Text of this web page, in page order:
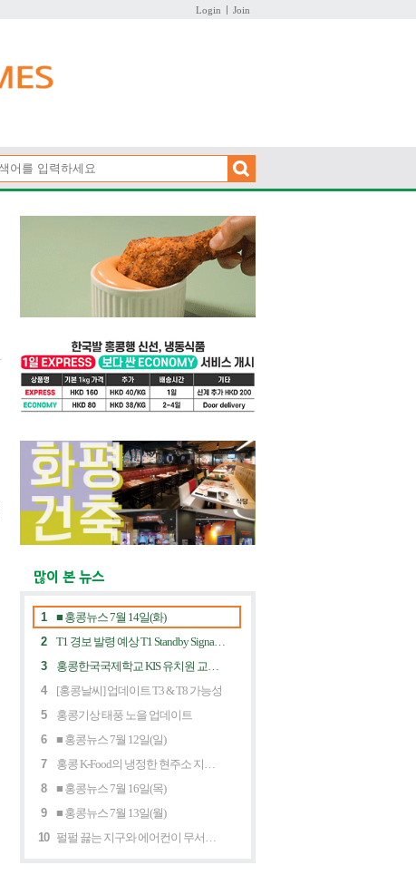
Login Join
많이 본 뉴스
1
■ 홍콩뉴스 7월 14일(화)
2
3
4
[홍콩날씨] 업데이트 T3 & T8 가능성
5
홍콩기상 태풍 노을 업데이트
6
■ 홍콩뉴스 7월 12일(일)
7
8
■ 홍콩뉴스 7월 16일(목)
9
■ 홍콩뉴스 7월 13일(월)
10